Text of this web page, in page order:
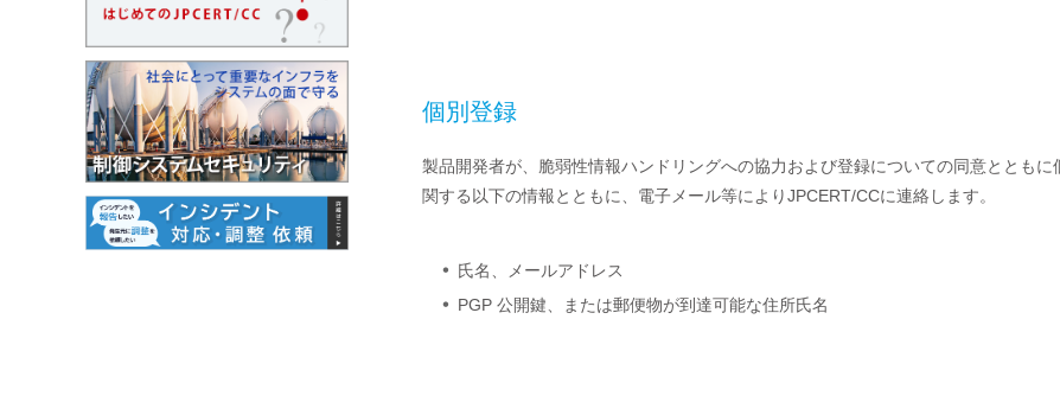
個別登録
製品開発者が、脆弱性情報ハンドリングへの協力および登録についての同意ととも
関する以下の情報とともに、電子メール等によりJPCERT/CCに連絡します。
氏名、メールアドレス
PGP 公開鍵、または郵便物が到達可能な住所氏名